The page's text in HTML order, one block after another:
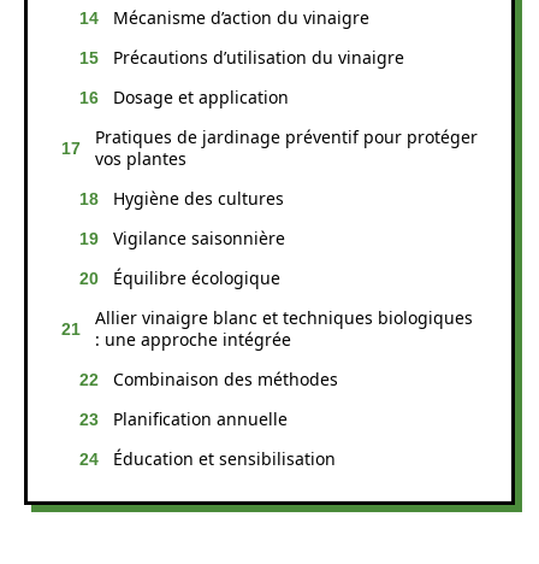
Mécanisme d’action du vinaigre
Précautions d’utilisation du vinaigre
Dosage et application
Pratiques de jardinage préventif pour protéger
vos plantes
Hygiène des cultures
Vigilance saisonnière
Équilibre écologique
Allier vinaigre blanc et techniques biologiques
: une approche intégrée
Combinaison des méthodes
Planification annuelle
Éducation et sensibilisation